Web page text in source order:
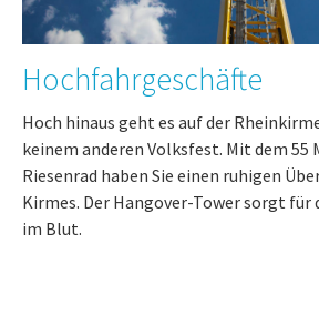
Hochfahrgeschäfte
Hoch hinaus geht es auf der
keinem anderen Volksfest. Mit dem 55
Riesenrad haben Sie einen ruhigen
Kirmes. Der Hangover-Tower sorgt für
im Blut.